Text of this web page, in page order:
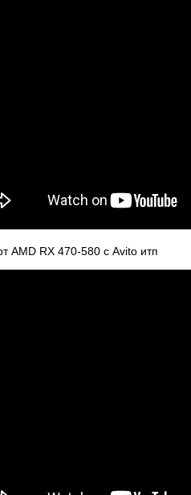
AMD RX 470-580 с Avito итп